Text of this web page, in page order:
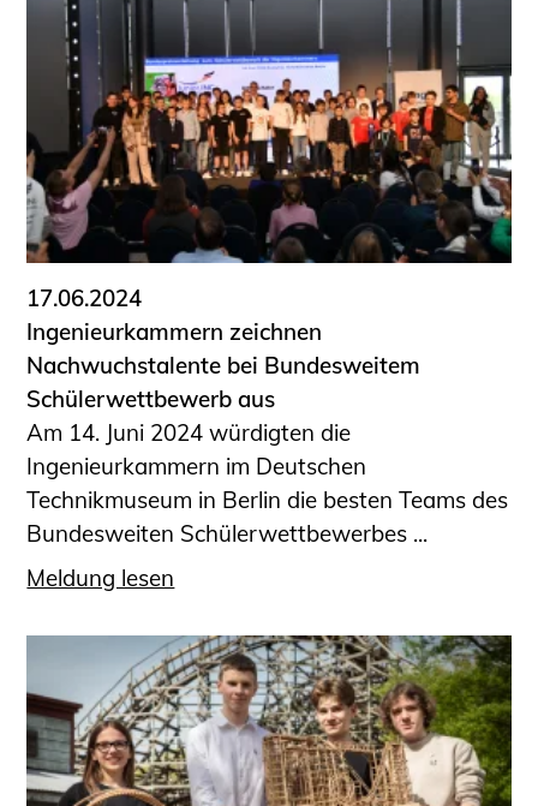
17.06.2024
Ingenieurkammern zeichnen
Nachwuchstalente bei Bundesweitem
Schülerwettbewerb aus
Am 14. Juni 2024 würdigten die
Ingenieurkammern im Deutschen
Technikmuseum in Berlin die besten Teams des
Bundesweiten Schülerwettbewerbes ...
Meldung lesen